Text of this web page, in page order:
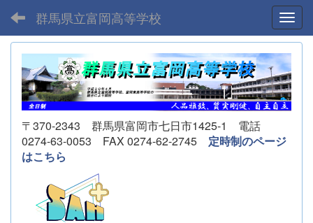
群馬県立富岡高等学校
〒370-2343 群馬県富岡市七日市1425-1 電話
0274-63-0053 FAX 0274-62-2745 定時制のページ
はこちら